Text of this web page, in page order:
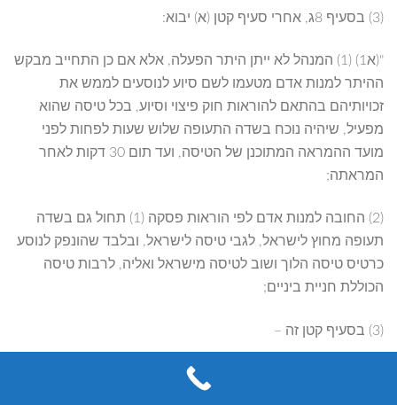
(3) בסעיף 8ג, אחרי סעיף קטן (א) יבוא:
"(א1) (1) המנהל לא ייתן היתר הפעלה, אלא אם כן התחייב מבקש
ההיתר למנות אדם מטעמו לשם סיוע לנוסעים לממש את
זכויותיהם בהתאם להוראות חוק פיצוי וסיוע, בכל טיסה שהוא
מפעיל, שיהיה נוכח בשדה התעופה שלוש שעות לפחות לפני
מועד ההמראה המתוכנן של הטיסה, ועד תום 30 דקות לאחר
המראתה;
(2) החובה למנות אדם לפי הוראות פסקה (1) תחול גם בשדה
תעופה מחוץ לישראל, לגבי טיסה לישראל, ובלבד שהונפק לנוסע
כרטיס טיסה הלוך ושוב לטיסה מישראל ואליה, לרבות טיסה
הכוללת חניית ביניים;
(3) בסעיף קטן זה –
"חוק פיצוי וסיוע" – חוק שירותי תעופה (פיצוי וסיוע בשל ביטול